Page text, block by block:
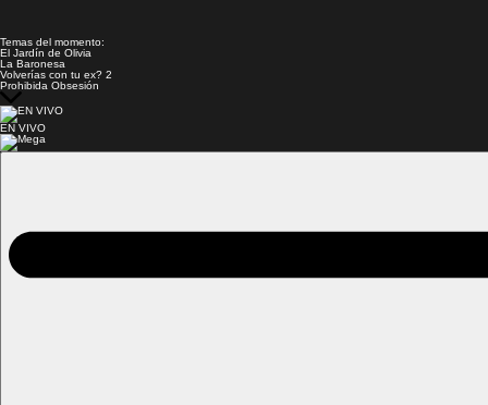
Temas del momento:
El Jardín de Olivia
La Baronesa
Volverías con tu ex? 2
Prohibida Obsesión
EN VIVO